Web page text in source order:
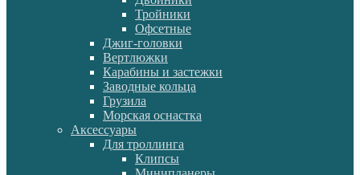
Тройники
Офсетные
Джиг-головки
Вертлюжки
Карабины и застежки
Заводные кольца
Грузила
Морская оснастка
Аксессуары
Для троллинга
Клипсы